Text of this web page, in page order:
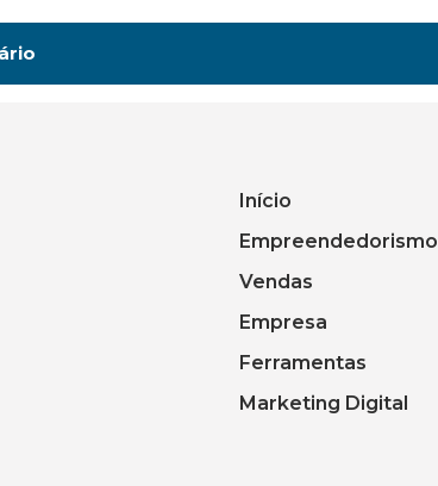
Início
Empreendedorismo
Vendas
Empresa
Ferramentas
Marketing Digital